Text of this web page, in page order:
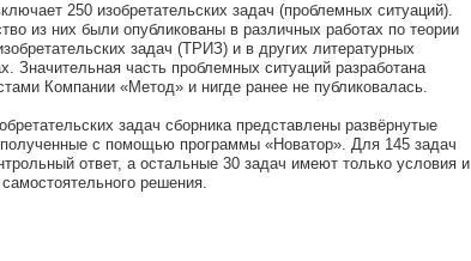
250 изобретательских задач (проблемных ситуаций).
из них были опубликованы в различных рабо­тах по теории
задач (ТРИЗ) и в других литературных
Значительная часть проблемных ситуаций разработана
Компании «Метод» и нигде ранее не публиковалась.
задач сборника представлены развёрнутые
с помощью программы «Новатор». Для 145 задач
ответ, а остальные 30 задач имеют только условия и
решения.